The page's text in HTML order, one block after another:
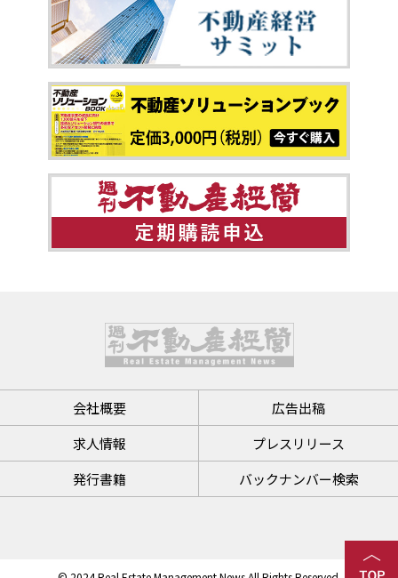
会社概要
広告出稿
求人情報
プレスリリース
発行書籍
バックナンバー検索